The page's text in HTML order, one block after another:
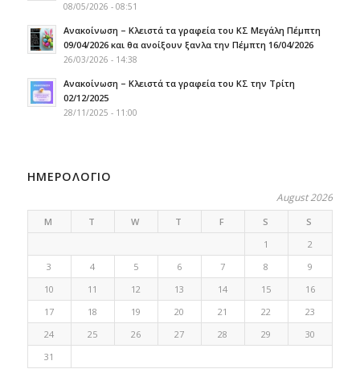
08/05/2026 - 08:51
Ανακοίνωση – Κλειστά τα γραφεία του ΚΣ Μεγάλη Πέμπτη
09/04/2026 και θα ανοίξουν ξανλα την Πέμπτη 16/04/2026
26/03/2026 - 14:38
Ανακοίνωση – Κλειστά τα γραφεία του ΚΣ την Τρίτη
02/12/2025
28/11/2025 - 11:00
ΗΜΕΡΟΛΟΓΙΟ
August 2026
M T W T F S
S
1
2
3
4 5 6 7 8
9
10
11 12 13 14 15
16
17
18 19 20 21 22
23
24
25 26 27 28 29
30
31